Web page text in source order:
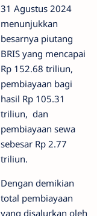
31 Agustus 2024
menunjukkan
besarnya piutang
BRIS yang mencapai
Rp 152.68 triliun,
pembiayaan bagi
hasil Rp 105.31
triliun, dan
pembiayaan sewa
sebesar Rp 2.77
triliun.
Dengan demikian
total pembiayaan
yang disalurkan oleh